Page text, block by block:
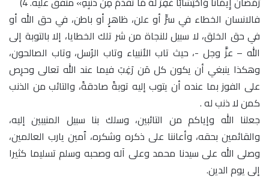
فالانسان الخطاء في سرٍّ أو علن، ظاهرٍ أو باطن، في حق الله أو
في حق الخلق، لا سبيل للنجاة من شر تلك الخطايا، إلا بالتوبة إلى
الله – عزَّ وجل -، حيث تاب الأنبياء وتاب الرُسل، وتاب الصالحون،
وهكذا ينبغي أن يكون كل مَن رَغِبَ فيما عند الله تعالى وحرِص
على الفوز بما عنده أن يتوب إليه توبةً صادقةً، والتائب من الذنب
كمن لا ذنب له .
جعلنا الله وإياكم من التائبين، وسلك بنا سبيل المنيبين إليه،
والقائمين بحقه، وأعاننا على ذكره وشكره، ٱمين يارب العالمين،
وصلى الله على سيدنا محمد وعلى آله وصحبه وسلم تسليما كثيرا
إلى يوم الدين.